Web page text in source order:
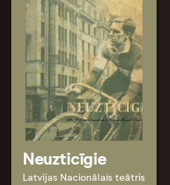
Neuzticīgie
Latvijas Nacionālais teātris